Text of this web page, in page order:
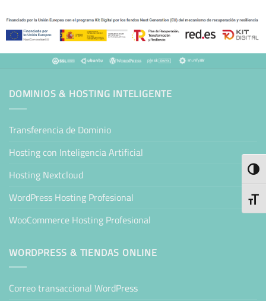
DOMINIOS & HOSTING INTELIGENTE
Transferencia de Dominio
Hosting con Inteligencia Artificial
Hosting Nextcloud
WordPress Hosting Profesional
WooCommerce Hosting Profesional
WORDPRESS & TIENDAS ONLINE
Correo transaccional WordPress